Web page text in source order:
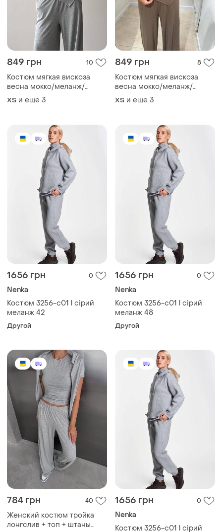
849 грн 10
Костюм мягкая вискоза
весна мокко/меланж/
черный 42-48 стильный
комфортный базовый мод
ХS и еще 3
849 грн 8
Костюм мягкая вискоза
весна мокко/меланж/
черный 42-48 стильный
комфортный базовый мод
ХS и еще 3
1656 грн 0
Nenka
Костюм 3256-c01 l сірий
меланж 42
Другой
1656 грн 0
Nenka
Костюм 3256-c01 l сірий
меланж 48
Другой
784 грн 40
Женский костюм тройка
лонгслив + топ + штаны
1656 грн 0
Nenka
Костюм 3256-c01 l сірий